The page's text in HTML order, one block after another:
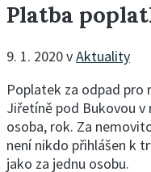
Platba
9. 1. 2020vAktuality
Poplatek za odpad pro
Jiřetíně pod Bukovou v
osoba, rok. Za
není nikdo přihlášen k
jako za jednu osobu.